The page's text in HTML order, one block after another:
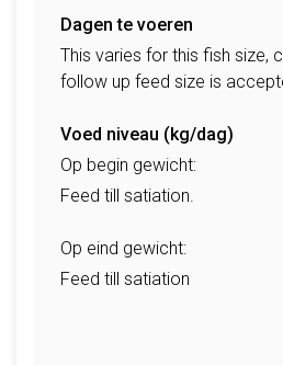
Dagen te voeren
This varies for this fish size,
follow up feed size is
Voed niveau (kg/dag)
Op begin gewicht:
Feed till satiation.
Op eind gewicht:
Feed till satiation